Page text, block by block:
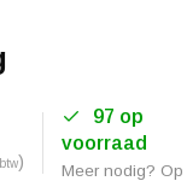
)
97 op
voorraad
Meer nodig?